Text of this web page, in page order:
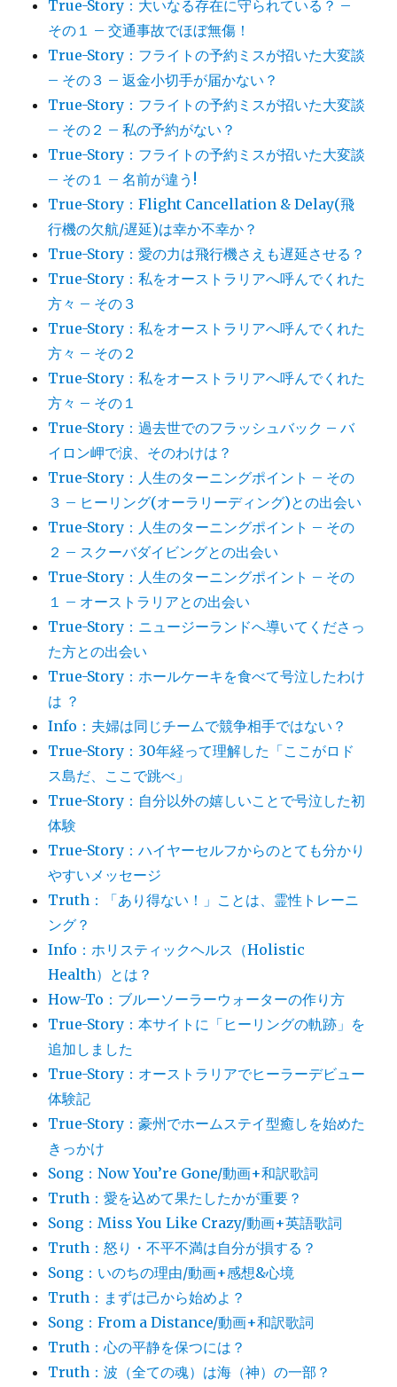
True-Story：大いなる存在に守られている？ –
その１ – 交通事故でほぼ無傷！
True-Story：フライトの予約ミスが招いた大変談
– その３ – 返金小切手が届かない？
True-Story：フライトの予約ミスが招いた大変談
– その２ – 私の予約がない？
True-Story：フライトの予約ミスが招いた大変談
– その１ – 名前が違う!
True-Story：Flight Cancellation & Delay(飛
行機の欠航/遅延)は幸か不幸か？
True-Story：愛の力は飛行機さえも遅延させる？
True-Story：私をオーストラリアへ呼んでくれた
方々 – その３
True-Story：私をオーストラリアへ呼んでくれた
方々 – その２
True-Story：私をオーストラリアへ呼んでくれた
方々 – その１
True-Story：過去世でのフラッシュバック – バ
イロン岬で涙、そのわけは？
True-Story：人生のターニングポイント – その
３ – ヒーリング(オーラリーディング)との出会い
True-Story：人生のターニングポイント – その
２ – スクーバダイビングとの出会い
True-Story：人生のターニングポイント – その
１ – オーストラリアとの出会い
True-Story：ニュージーランドへ導いてくださっ
た方との出会い
True-Story：ホールケーキを食べて号泣したわけ
は ？
Info：夫婦は同じチームで競争相手ではない？
True-Story：30年経って理解した「ここがロド
ス島だ、ここで跳べ」
True-Story：自分以外の嬉しいことで号泣した初
体験
True-Story：ハイヤーセルフからのとても分かり
やすいメッセージ
Truth：「あり得ない！」ことは、霊性トレーニ
ング？
Info：ホリスティックヘルス（Holistic
Health）とは？
How-To：ブルーソーラーウォーターの作り方
True-Story：本サイトに「ヒーリングの軌跡」を
追加しました
True-Story：オーストラリアでヒーラーデビュー
体験記
True-Story：豪州でホームステイ型癒しを始めた
きっかけ
Song：Now You’re Gone/動画+和訳歌詞
Truth：愛を込めて果たしたかが重要？
Song：Miss You Like Crazy/動画+英語歌詞
Truth：怒り・不平不満は自分が損する？
Song：いのちの理由/動画+感想&心境
Truth：まずは己から始めよ？
Song：From a Distance/動画+和訳歌詞
Truth：心の平静を保つには？
Truth：波（全ての魂）は海（神）の一部？